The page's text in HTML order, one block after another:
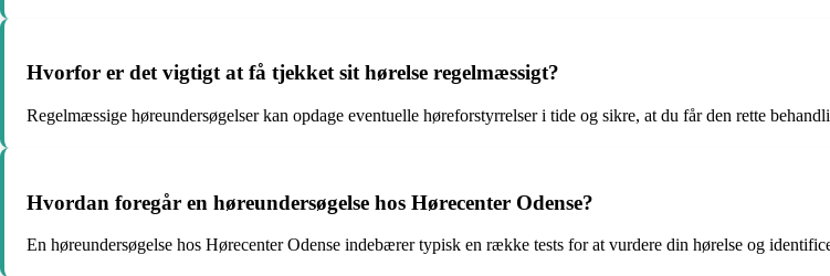
Hvorfor er det vigtigt at få tjekket sit hørelse regelmæssigt?
Regelmæssige høreundersøgelser kan opdage eventuelle høreforstyrrelser i tide og sikre, at du får den rette
Hvordan foregår en høreundersøgelse hos Hørecenter Odense?
En høreundersøgelse hos Hørecenter Odense indebærer typisk en række tests for at vurdere din hørelse og